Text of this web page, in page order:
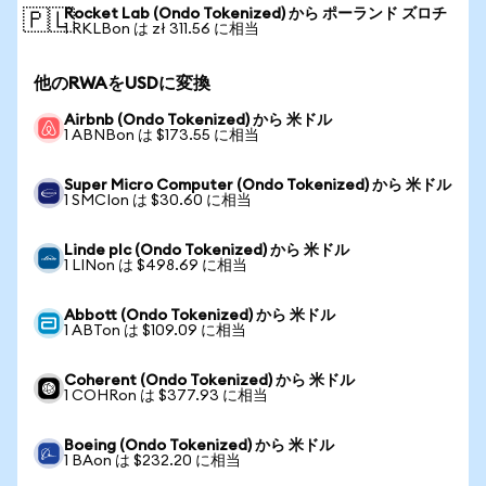
🇵🇱Rocket Lab (Ondo Tokenized) から ポーランド ズロチ
1 RKLBon は zł 311.56 に相当
他のRWAをUSDに変換
Airbnb (Ondo Tokenized) から 米ドル
1 ABNBon は $173.55 に相当
Super Micro Computer (Ondo Tokenized) から 米ドル
1 SMCIon は $30.60 に相当
Linde plc (Ondo Tokenized) から 米ドル
1 LINon は $498.69 に相当
Abbott (Ondo Tokenized) から 米ドル
1 ABTon は $109.09 に相当
Coherent (Ondo Tokenized) から 米ドル
1 COHRon は $377.93 に相当
Boeing (Ondo Tokenized) から 米ドル
1 BAon は $232.20 に相当